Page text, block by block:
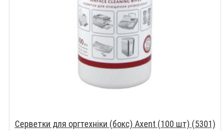
Серветки для оргтехніки (бокс) Axent (100 шт) (5301)